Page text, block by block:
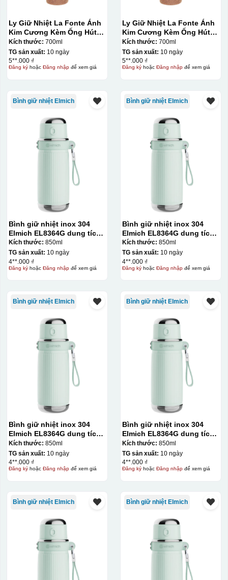
Ly Giữ Nhiệt La Fonte Ánh
Kim Cương Kèm Ống Hút-
700 ml-014687-GOL
Kích thước: 700ml
TG sản xuất: 10 ngày
5**.000 ₫
Đăng kýhoặc Đăng nhậpđể xem giá
Ly Giữ Nhiệt La Fonte Ánh
Kim Cương Kèm Ống Hút-
700 ml-014687-GOL
Kích thước: 700ml
TG sản xuất: 10 ngày
5**.000 ₫
Đăng kýhoặc Đăng nhậpđể xem giá
Bình giữ nhiệt Elmich
Bình giữ nhiệt inox 304
Elmich EL8364G dung tích
850ml
Kích thước: 850ml
TG sản xuất: 10 ngày
4**.000 ₫
Đăng kýhoặc Đăng nhậpđể xem giá
Bình giữ nhiệt Elmich
Bình giữ nhiệt inox 304
Elmich EL8364G dung tích
850ml
Kích thước: 850ml
TG sản xuất: 10 ngày
4**.000 ₫
Đăng kýhoặc Đăng nhậpđể xem giá
Bình giữ nhiệt Elmich
Bình giữ nhiệt inox 304
Elmich EL8364G dung tích
850ml
Kích thước: 850ml
TG sản xuất: 10 ngày
4**.000 ₫
Đăng kýhoặc Đăng nhậpđể xem giá
Bình giữ nhiệt Elmich
Bình giữ nhiệt inox 304
Elmich EL8364G dung tích
850ml
Kích thước: 850ml
TG sản xuất: 10 ngày
4**.000 ₫
Đăng kýhoặc Đăng nhậpđể xem giá
Bình giữ nhiệt Elmich Bình giữ nhiệt Elmich